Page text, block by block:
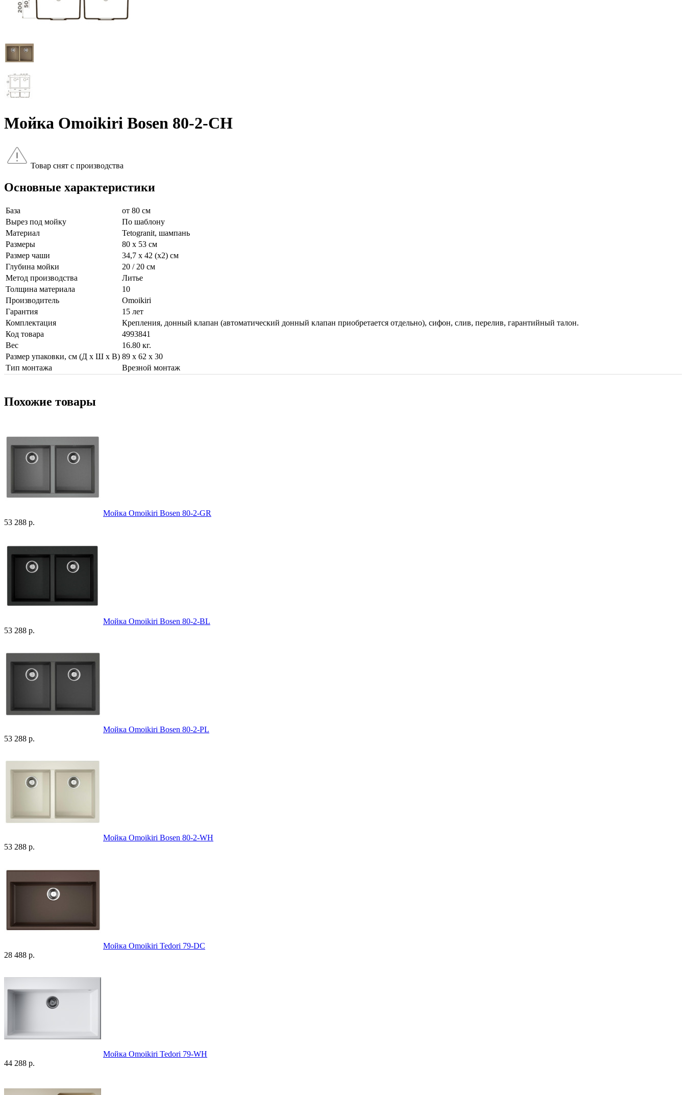
Мойка Omoikiri Bosen 80-2-CH
Товар снят с производства
Основные характеристики
База
от 80 см
Вырез под мойку
По шаблону
Материал
Tetogranit, шампань
Размеры
80 x 53 см
Размер чаши
34,7 x 42 (х2) см
Глубина мойки
20 / 20 см
Метод производства
Литье
Толщина материала
10
Производитель
Omoikiri
Гарантия
15 лет
Комплектация
Крепления, донный клапан (автоматический донный клапан приобретается отдельно), сифон, слив, перелив, гарантийный талон.
Код товара
4993841
Вес
16.80 кг.
Размер упаковки, см (Д х Ш х В) 89 х 62 х 30
Тип монтажа
Врезной монтаж
Похожие товары
Мойка Omoikiri Bosen 80-2-GR
53 288 р.
Мойка Omoikiri Bosen 80-2-BL
53 288 р.
Мойка Omoikiri Bosen 80-2-PL
53 288 р.
Мойка Omoikiri Bosen 80-2-WH
53 288 р.
Мойка Omoikiri Tedori 79-DC
28 488 р.
Мойка Omoikiri Tedori 79-WH
44 288 р.